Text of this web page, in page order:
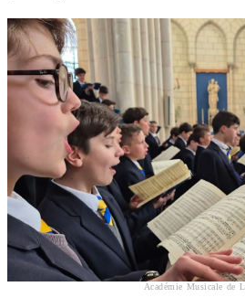
Académie Musicale de